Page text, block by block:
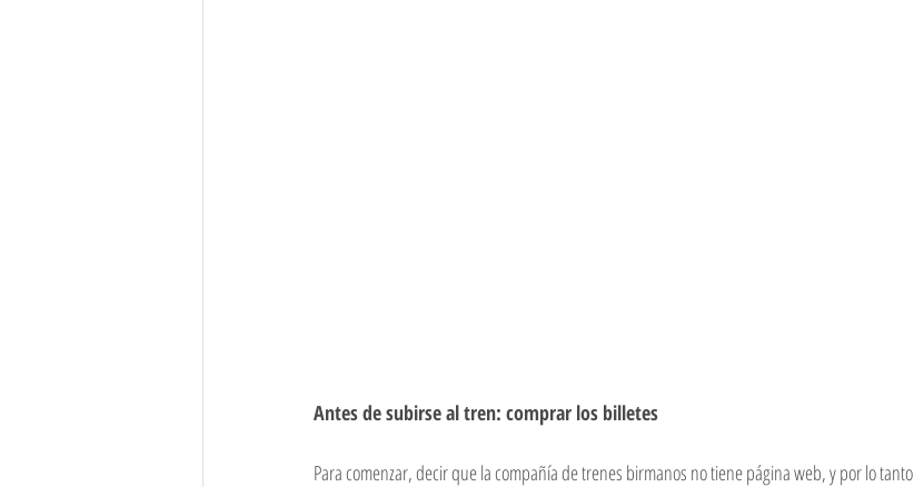
Antes de subirse al tren: comprar los billetes
Para comenzar, decir que la compañía de trenes birmanos no tiene página web, y por lo tanto